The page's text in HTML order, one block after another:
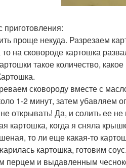
приготовления:
проще некуда. Разрезаем
то на сковороде картошка
такое количество,
сковороду вместе с
1-2 минут, затем убавляем
открывать! Да, и солить ее
картошка, когда я сняла
то ли еще какая-то
картошка, готовим
перцем и выдавленным